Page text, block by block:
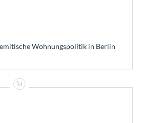
Wohnungspolitik in Berlin